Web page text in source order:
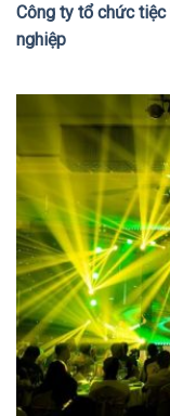
Công ty tổ chức
nghiệp